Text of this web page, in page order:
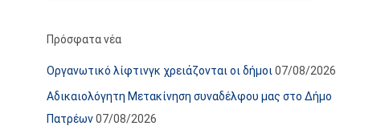
α
ρ
τ
ε
ρ
θ
Πρόσφατα νέα
Οργανωτικό λίφτινγκ χρειάζονται οι δήμοι07/08/2026
Αδικαιολόγητη Μετακίνηση συναδέλφου μας στο Δήμο
Πατρέων07/08/2026